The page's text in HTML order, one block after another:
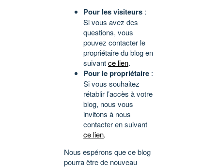
Pour les visiteurs :
Si vous avez des
questions, vous
pouvez contacter le
propriétaire du blog en
suivantce lien.
Pour le propriétaire :
Si vous souhaitez
rétablir l’accès à votre
blog, nous vous
invitons à nous
contacter en suivant
ce lien.
Nous espérons que ce blog
pourra être de nouveau